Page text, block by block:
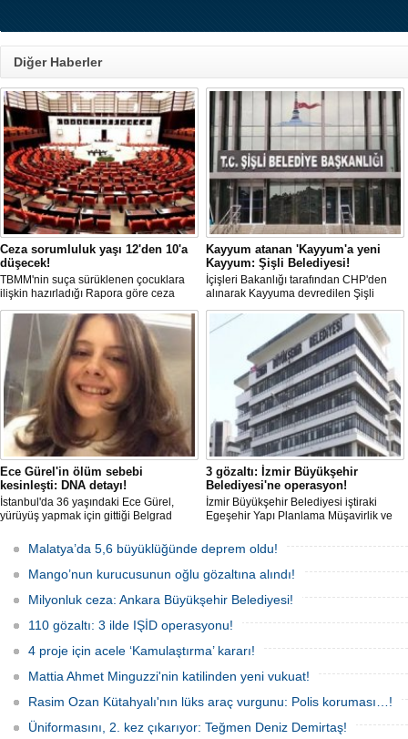
Diğer Haberler
Ceza sorumluluk yaşı 12'den 10'a
düşecek!
TBMM'nin suça sürüklenen çocuklara
ilişkin hazırladığı Rapora göre ceza
sorumluluğu yaşının; 12'den 10'a
düşürülmesi planlanıyor.
Kayyum atanan 'Kayyum'a yeni
Kayyum: Şişli Belediyesi!
İçişleri Bakanlığı tarafından CHP'den
alınarak Kayyuma devredilen Şişli
Belediyesinde bir hafta içinde 2. kez
Kayyum değişti.
Ece Gürel'in ölüm sebebi
kesinleşti: DNA detayı!
İstanbul'da 36 yaşındaki Ece Gürel,
yürüyüş yapmak için gittiği Belgrad
karıştı. 4 gün sonra sağ bulunan ancak
kaldırıldığı hastanede hayatını
kaybeden Ece'nin ölümüyle ilgili
soruşturma tamamlanırken, dikkat
çeken detaylar yer aldı.
3 gözaltı: İzmir Büyükşehir
Belediyesi'ne operasyon!
İzmir Büyükşehir Belediyesi iştiraki
Egeşehir Yapı Planlama Müşavirlik ve
karıştırma' operasyonu düzenlendi. 4
şüpheliden 3'ü; Jandarma ekipleri
tarafınca gözaltına alındı.
Malatya’da 5,6 büyüklüğünde deprem oldu!
Mango’nun kurucusunun oğlu gözaltına alındı!
Milyonluk ceza: Ankara Büyükşehir Belediyesi!
110 gözaltı: 3 ilde IŞİD operasyonu!
4 proje için acele ‘Kamulaştırma’ kararı!
Mattia Ahmet Minguzzi'nin katilinden yeni vukuat!
Rasim Ozan Kütahyalı'nın lüks araç vurgunu: Polis koruması…!
Üniformasını, 2. kez çıkarıyor: Teğmen Deniz Demirtaş!